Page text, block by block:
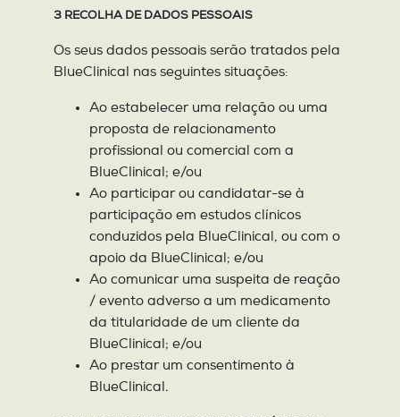
3 RECOLHA DE DADOS PESSOAIS
Os seus dados pessoais serão tratados pela
BlueClinical nas seguintes situações:
Ao estabelecer uma relação ou uma
proposta de relacionamento
profissional ou comercial com a
BlueClinical; e/ou
Ao participar ou candidatar-se à
participação em estudos clínicos
conduzidos pela BlueClinical, ou com o
apoio da BlueClinical; e/ou
Ao comunicar uma suspeita de reação
/ evento adverso a um medicamento
da titularidade de um cliente da
BlueClinical; e/ou
Ao prestar um consentimento à
BlueClinical.